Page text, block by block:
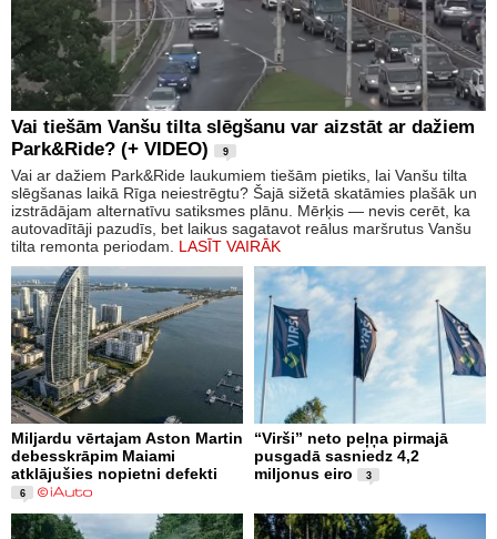
Vai tiešām Vanšu tilta slēgšanu var aizstāt ar dažiem
Park&Ride? (+ VIDEO)
9
Vai ar dažiem Park&Ride laukumiem tiešām pietiks, lai Vanšu tilta
slēgšanas laikā Rīga neiestrēgtu? Šajā sižetā skatāmies plašāk un
izstrādājam alternatīvu satiksmes plānu. Mērķis — nevis cerēt, ka
autovadītāji pazudīs, bet laikus sagatavot reālus maršrutus Vanšu
tilta remonta periodam. LASĪT VAIRĀK
Miljardu vērtajam Aston Martin
debesskrāpim Maiami
atklājušies nopietni defekti
6
“Virši” neto peļņa pirmajā
pusgadā sasniedz 4,2
miljonus eiro
3